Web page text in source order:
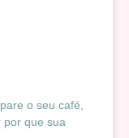
o seu café,
por que sua